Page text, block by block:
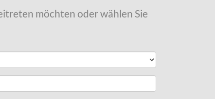
möchten oder wählen Sie